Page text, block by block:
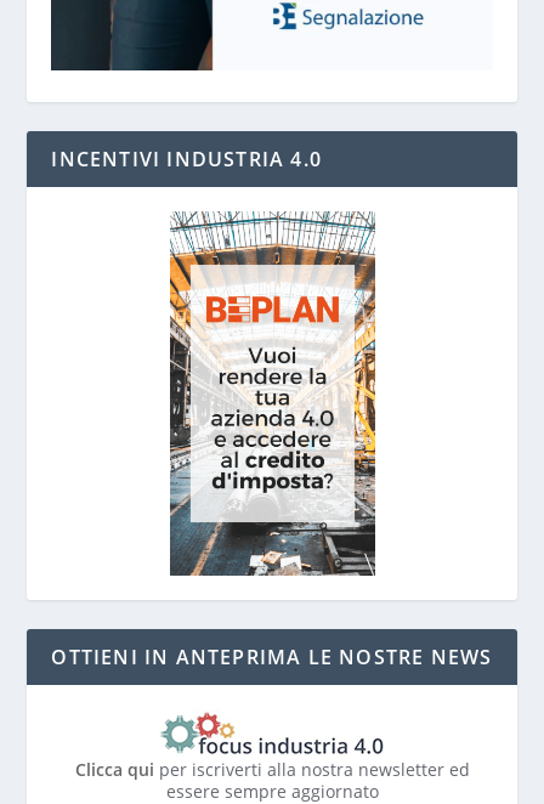
INCENTIVI INDUSTRIA 4.0
OTTIENI IN ANTEPRIMA LE NOSTRE NEWS
Clicca qui per iscriverti alla nostra newsletter ed
essere sempre aggiornato